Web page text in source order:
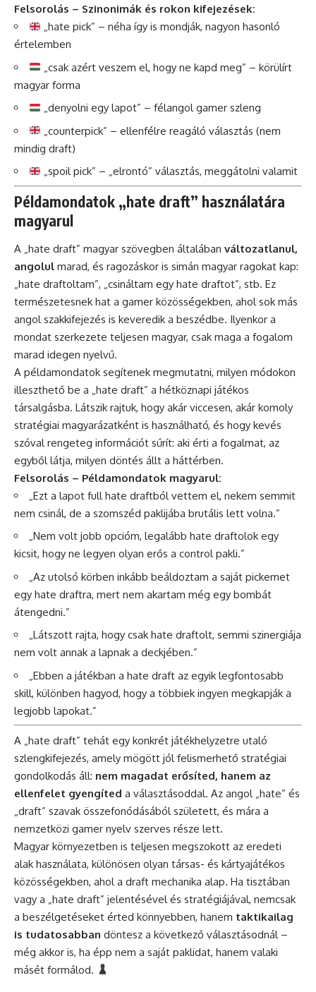
Felsorolás – Szinonimák és rokon kifejezések:
„hate pick” – néha így is mondják, nagyon hasonló
értelemben
„csak azért veszem el, hogy ne kapd meg” – körülírt
magyar forma
„denyolni egy lapot” – félangol gamer szleng
„counterpick” – ellenfélre reagáló választás (nem
mindig draft)
„spoil pick” – „elrontó” választás, meggátolni valamit
Példamondatok „hate draft” használatára
magyarul
A „hate draft” magyar szövegben általában változatlanul,
angolul marad, és ragozáskor is simán magyar ragokat kap:
„hate draftoltam”, „csináltam egy hate draftot”, stb. Ez
természetesnek hat a gamer közösségekben, ahol sok más
angol szakkifejezés is keveredik a beszédbe. Ilyenkor a
mondat szerkezete teljesen magyar, csak maga a fogalom
marad idegen nyelvű.
A példamondatok segítenek megmutatni, milyen módokon
illeszthető be a „hate draft” a hétköznapi játékos
társalgásba. Látszik rajtuk, hogy akár viccesen, akár komoly
stratégiai magyarázatként is használható, és hogy kevés
szóval rengeteg információt sűrít: aki érti a fogalmat, az
egyből látja, milyen döntés állt a háttérben.
Felsorolás – Példamondatok magyarul:
„Ezt a lapot full hate draftból vettem el, nekem semmit
nem csinál, de a szomszéd paklijába brutális lett volna.”
„Nem volt jobb opcióm, legalább hate draftolok egy
kicsit, hogy ne legyen olyan erős a control pakli.”
„Az utolsó körben inkább beáldoztam a saját pickemet
egy hate draftra, mert nem akartam még egy bombát
átengedni.”
„Látszott rajta, hogy csak hate draftolt, semmi szinergiája
nem volt annak a lapnak a deckjében.”
„Ebben a játékban a hate draft az egyik legfontosabb
skill, különben hagyod, hogy a többiek ingyen megkapják a
legjobb lapokat.”
A „hate draft” tehát egy konkrét játékhelyzetre utaló
szlengkifejezés, amely mögött jól felismerhető stratégiai
gondolkodás áll: nem magadat erősíted, hanem az
ellenfelet gyengíted a választásoddal. Az angol „hate” és
„draft” szavak összefonódásából született, és mára a
nemzetközi gamer nyelv szerves része lett.
Magyar környezetben is teljesen megszokott az eredeti
alak használata, különösen olyan társas- és kártyajátékos
közösségekben, ahol a draft mechanika alap. Ha tisztában
vagy a „hate draft” jelentésével és stratégiájával, nemcsak
a beszélgetéseket érted könnyebben, hanem taktikailag
is tudatosabban döntesz a következő választásodnál –
még akkor is, ha épp nem a saját paklidat, hanem valaki
másét formálod.